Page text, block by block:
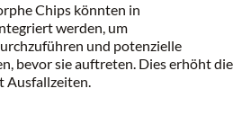
Chips könnten in
werden, um
und potenzielle
bevor sie auftreten. Dies erhöht die
Ausfallzeiten.